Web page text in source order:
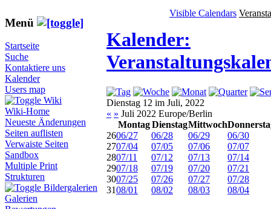
Menü
Startseite
Suche
Kontaktiere uns
Kalender
Users map
Wiki
Wiki-Home
Neueste Änderungen
Seiten auflisten
Verwaiste Seiten
Sandbox
Multiple Print
Strukturen
Bildergalerien
Galerien
Visible Calendars
Kalender:
Dienstag 12 im Juli, 2022
« » Juli 2022 Europe/Berlin
Montag DienstagMittwoch
2606/27 06/28 06/29
06/30
2707/04 07/05 07/06
07/07
2807/11 07/12 07/13
07/14
2907/18 07/19 07/20
07/21
3007/25 07/26 07/27
07/28
3108/01 08/02 08/03 08/04